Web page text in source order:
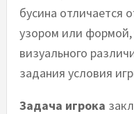
бусина отличается
узором или формой,
визуального
задания условия
Задача игрока